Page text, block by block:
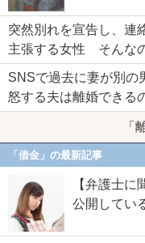
突然別れを宣告し、連
主張する女性 そんな
SNSで過去に妻が別
怒する夫は離婚できる
「
「借金」の最新記事
【弁護士
公開してい